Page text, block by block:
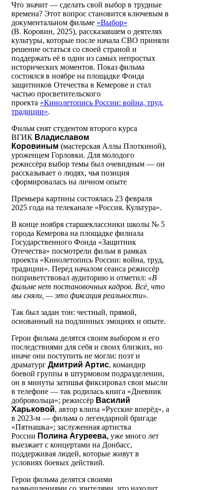
Что значит — сделать свой выбор в трудные
времена? Этот вопрос становится ключевым в
документальном фильме «Выбор»
(В. Коровин, 2025), рассказавшем о деятелях
культуры, которые после начала СВО приняли
решение остаться со своей страной и
поддержать её в один из самых непростых
исторических моментов. Показ фильма
состоялся в ноябре на площадке Фонда
защитников Отечества в Кемерове и стал
частью просветительского
проекта «Кинолетопись России: война, труд,
традиции».
Фильм снят студентом второго курса
ВГИК Владиславом
Коровиным (мастерская Аллы Плоткиной),
уроженцем Горловки. Для молодого
режиссёра выбор темы был очевидным — он
рассказывает о людях, чья позиция
сформировалась на личном опыте
Премьера картины состоялась 23 февраля
2025 года на телеканале «Россия. Культура».
В конце ноября старшеклассники школы № 5
города Кемерова на площадке филиала
Государственного Фонда «Защитник
Отечества» посмотрели фильм в рамках
проекта «Кинолетопись России: война, труд,
традиции». Перед началом сеанса режиссёр
поприветствовал аудиторию и отметил: «В
фильме нет постановочных кадров. Всё, что
мы сняли, — это фиксация реальности».
Так был задан тон: честный, прямой,
основанный на подлинных эмоциях и опыте.
Герои фильма делятся своим выбором и его
последствиями для себя и своих близких, но
иначе они поступить не могли: поэт и
драматург Дмитрий Артис, командир
боевой группы в штурмовом подразделении,
он в минуты затишья фиксировал свои мысли
в телефоне — так родилась книга «Дневник
добровольца»; режиссёр Василий
Харьковой, автор клипа «Русские вперёд», а
в 2023-м — фильма о легендарной бригаде
«Пятнашка»; заслуженная артистка
России Полина Агуреева, уже много лет
выезжает с концертами на Донбасс,
поддерживая людей, которые живут в
условиях боевых действий.
Герои фильма делятся своими
размышлениями со зрителями, что находит